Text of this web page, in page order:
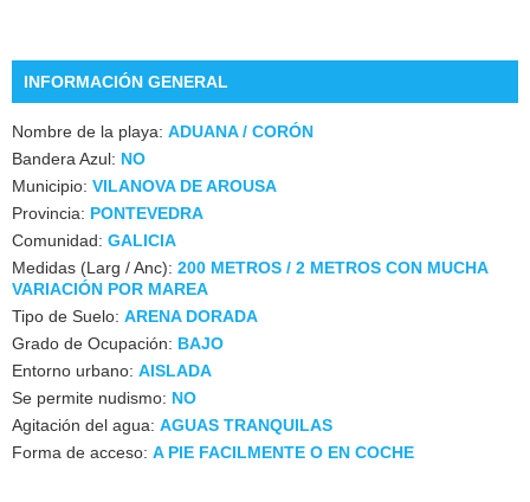
INFORMACIÓN GENERAL
Nombre de la playa: ADUANA / CORÓN
Bandera Azul: NO
Municipio: VILANOVA DE AROUSA
Provincia: PONTEVEDRA
Comunidad: GALICIA
Medidas (Larg / Anc): 200 METROS / 2 METROS CON MUCHA
VARIACIÓN POR MAREA
Tipo de Suelo: ARENA DORADA
Grado de Ocupación: BAJO
Entorno urbano: AISLADA
Se permite nudismo: NO
Agitación del agua: AGUAS TRANQUILAS
Forma de acceso: A PIE FACILMENTE O EN COCHE